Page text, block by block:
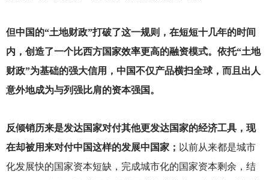
但中国的“土地财政”打破了这一规则，在短短十几年的时间
内，创造了一个比西方国家效率更高的融资模式。依托“土地
财政”为基础的强大信用，中国不仅产品横扫全球，而且出人
意外地成为与列强比肩的资本强国。
反倾销历来是发达国家对付其他更发达国家的经济工具，现
在却被用来对付中国这样的发展中国家； 以前从来都是城市
化发展快的国家资本短缺，完成城市化的国家资本剩余，结